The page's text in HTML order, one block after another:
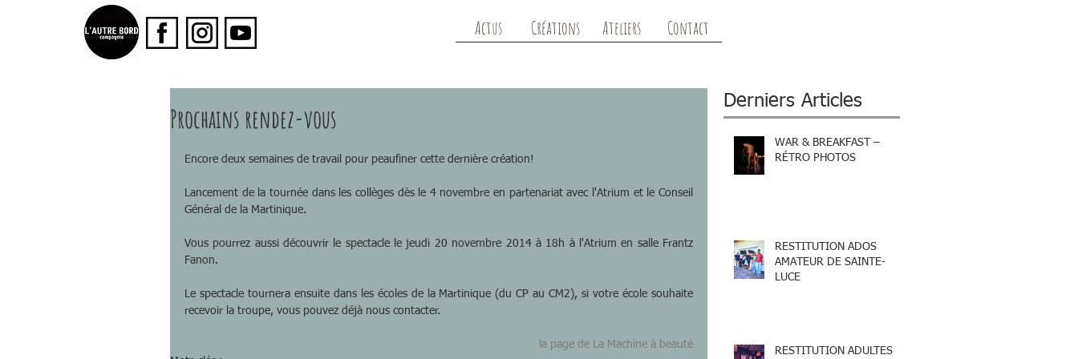
Actus Créations Ateliers Contact
Prochains rendez-vous
Encore deux semaines de travail pour peaufiner cette dernière création!
Lancement de la tournée dans les collèges dès le 4 novembre en partenariat avec l'Atrium et le Conseil
Général de la Martinique.
Vous pourrez aussi découvrir le spectacle le jeudi 20 novembre 2014 à 18h à l'Atrium en salle Frantz
Fanon.
Le spectacle tournera ensuite dans les écoles de la Martinique (du CP au CM2), si votre école souhaite
recevoir la troupe, vous pouvez déjà nous contacter.
la page de La Machine à beauté
Derniers Articles
WAR & BREAKFAST –
RÉTRO PHOTOS
RESTITUTION ADOS
AMATEUR DE SAINTE-
LUCE
RESTITUTION ADULTES